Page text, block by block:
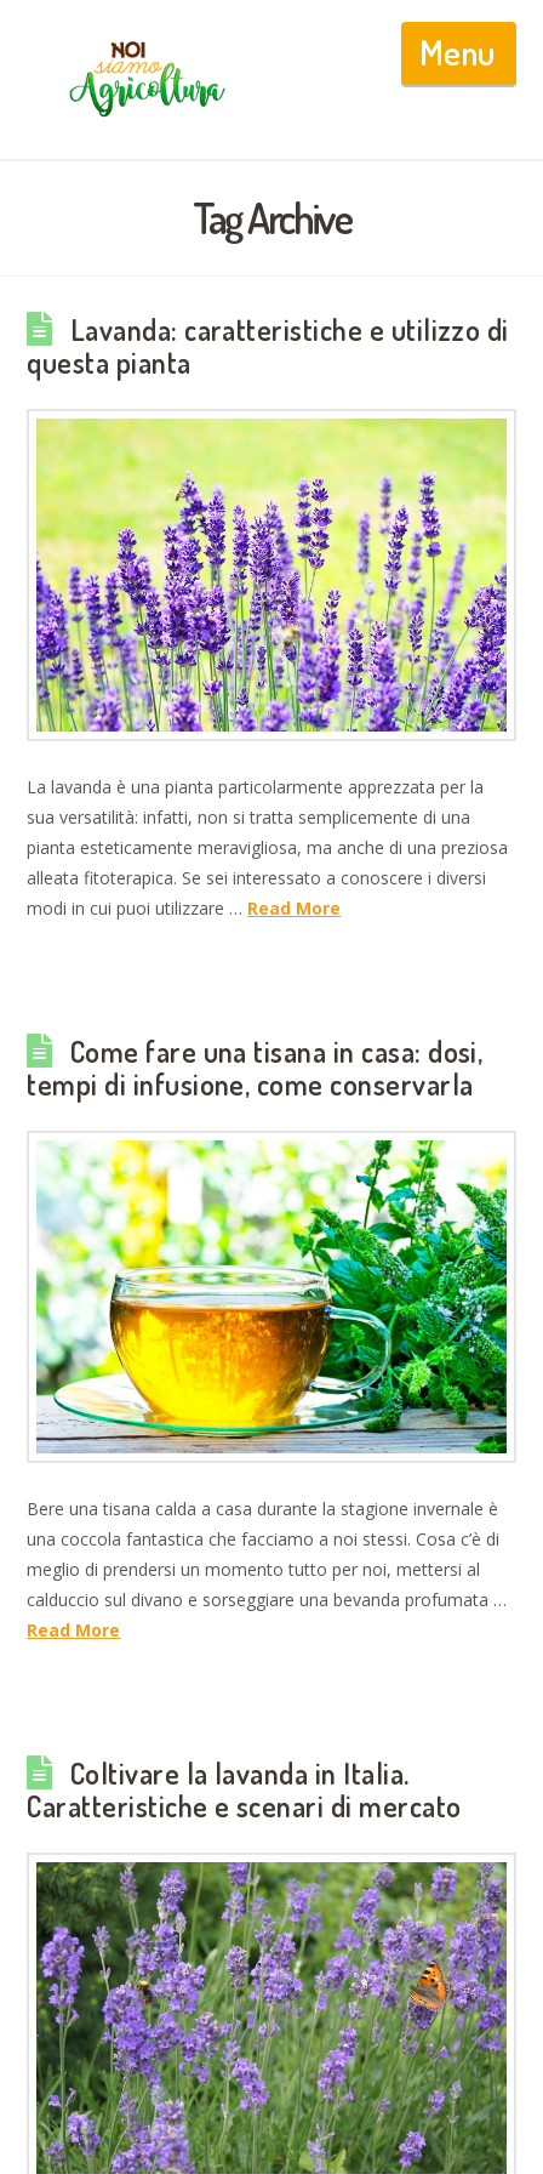
Tag Archive
Lavanda: caratteristiche e utilizzo di
questa pianta
La lavanda è una pianta particolarmente apprezzata per la
sua versatilità: infatti, non si tratta semplicemente di una
pianta esteticamente meravigliosa, ma anche di una preziosa
alleata fitoterapica. Se sei interessato a conoscere i diversi
modi in cui puoi utilizzare … Read More
Come fare una tisana in casa: dosi,
tempi di infusione, come conservarla
Bere una tisana calda a casa durante la stagione invernale è
una coccola fantastica che facciamo a noi stessi. Cosa c’è di
meglio di prendersi un momento tutto per noi, mettersi al
calduccio sul divano e sorseggiare una bevanda profumata …
Read More
Coltivare la lavanda in Italia.
Caratteristiche e scenari di mercato